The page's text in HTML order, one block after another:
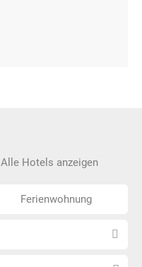
Alle Hotels anzeigen
Ferienwohnung